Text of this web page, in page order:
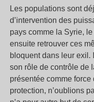
Les populations sont
d’intervention des
pays comme la Syrie, le
ensuite retrouver ces
bloquent dans leur exil.
son rôle de contrôle de
présentée comme
protection, n’oublions